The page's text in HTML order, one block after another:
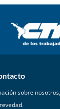
sobre